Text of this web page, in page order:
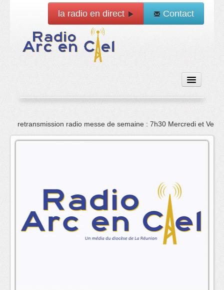
la radio en direct Contact
Accueil
Emissions
La radio
L'équipe
retransmission radio messe de semaine : 7h30 Mercredi et